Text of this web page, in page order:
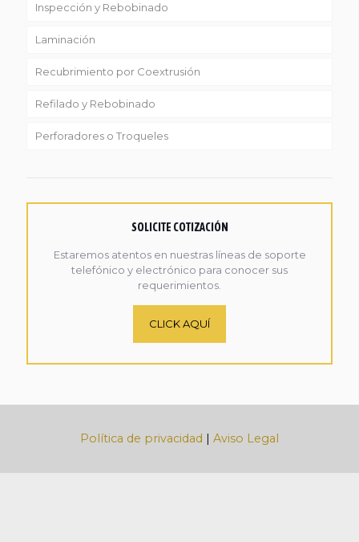
Inspección y Rebobinado
Laminación
Recubrimiento por Coextrusión
Refilado y Rebobinado
Perforadores o Troqueles
SOLICITE COTIZACIÓN
Estaremos atentos en nuestras líneas de soporte
telefónico y electrónico para conocer sus
requerimientos.
CLICK AQUÍ
Política de privacidad | Aviso Legal